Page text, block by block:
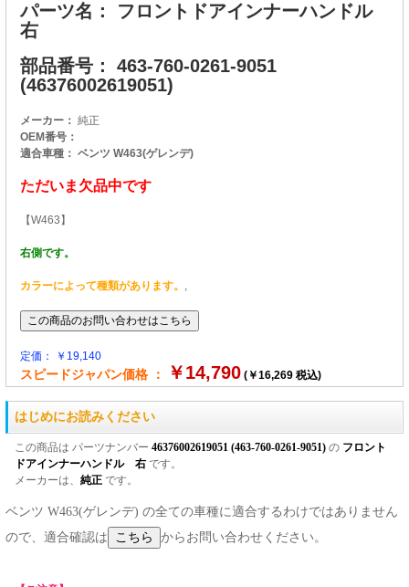
パーツ名： フロントドアインナーハンドル
右
部品番号： 463-760-0261-9051
(46376002619051)
メーカー： 純正
OEM番号：
適合車種： ベンツ W463(ゲレンデ)
ただいま欠品中です
【W463】
右側です。
カラーによって種類があります。 ,
定価： ￥19,140
スピードジャパン価格 ： ￥14,790 (￥16,269 税込)
はじめにお読みください
この商品は パーツナンバー 46376002619051 (463-760-0261-9051) の フロント
ドアインナーハンドル 右 です。
メーカーは、 純正 です。
ベンツ W463(ゲレンデ) の全ての車種に適合するわけではありません
ので、適合確認は
からお問い合わせください。